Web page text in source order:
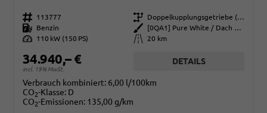
Fahrzeugnr. 113777 Getriebe
Doppelkupplungsgetriebe (DSG)
Kraftstoff
Benzin Außenfarbe
[0QA1] Pure White / Dach Schwarz
Leistung
110 kW (150 PS) Kilometerstand 20 km
34.940,– €
incl. 19% MwSt.
DETAILS
Verbrauch kombiniert: 6,00 l/100km
CO2-Klasse: D
CO2-Emissionen: 135,00 g/km